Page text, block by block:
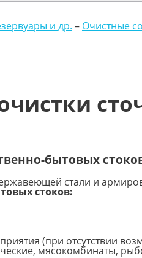
и др. – Очистные
бытовых
стали и
стоков:
(при отсутствии
мясокомбинаты,